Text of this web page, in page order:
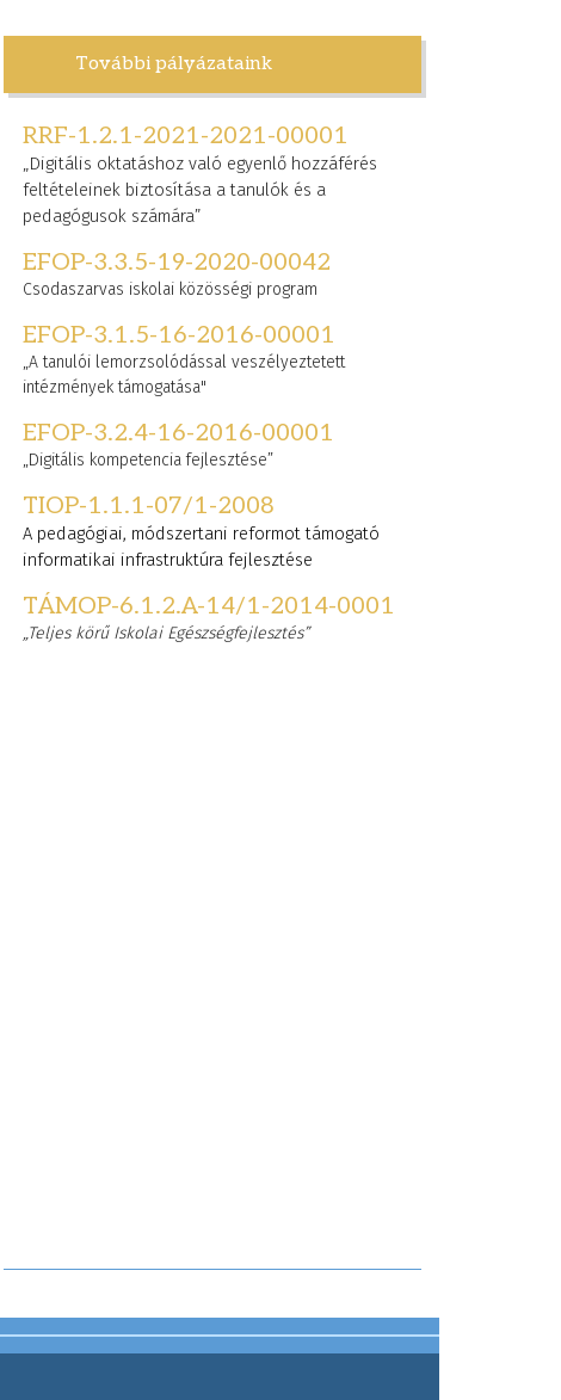
További pályázataink
RRF-1.2.1-2021-2021-00001
„Digitális oktatáshoz való egyenlő hozzáférés
feltételeinek biztosítása a tanulók és a
pedagógusok számára”
EFOP-3.3.5-19-2020-00042
Csodaszarvas iskolai közösségi program
EFOP-3.1.5-16-2016-00001
„A tanulói lemorzsolódással veszélyeztetett
intézmények támogatása"
EFOP-3.2.4-16-2016-00001
„Digitális kompetencia fejlesztése”
TIOP-1.1.1-07/1-2008
A pedagógiai, módszertani reformot támogató
informatikai infrastruktúra fejlesztése
TÁMOP-6.1.2.A-14/1-2014-0001
„Teljes körű Iskolai Egészségfejlesztés”